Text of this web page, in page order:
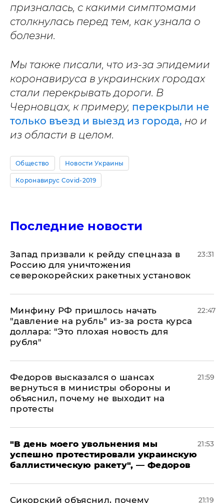
призналась, с какими симптомами
столкнулась перед тем, как узнала о
болезни.
Мы также писали, что из-за эпидемии
коронавируса в украинских городах
стали перекрывать дороги. В
Черновцах, к примеру, перекрыли не
только въезд и выезд из города, но и
из области в целом.
Общество Новости Украины
Коронавирус Covid-2019
Последние новости
Запад призвали к рейду спецназа в
Россию для уничтожения
северокорейских ракетных установок
23:31
Минфину РФ пришлось начать
"давление на рубль" из-за роста курса
доллара: "Это плохая новость для
рубля"
22:47
Федоров высказался о шансах
вернуться в министры обороны и
объяснил, почему не выходит на
протесты
21:59
​"В день моего увольнения мы
успешно протестировали украинскую
баллистическую ракету", — Федоров
21:53
Сикорский объяснил, почему
21:19